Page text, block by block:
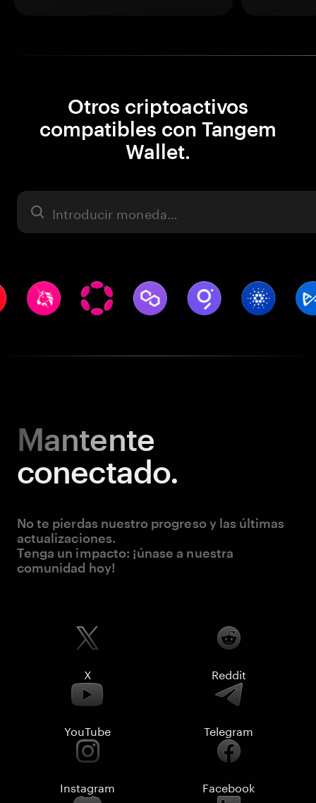
Otros criptoactivos
compatibles con Tangem
Wallet.
Activo
Mantente
conectado.
No te pierdas nuestro progreso y las últimas
actualizaciones.
Tenga un impacto: ¡únase a nuestra
comunidad hoy!
X Reddit
YouTube Telegram
Instagram Facebook